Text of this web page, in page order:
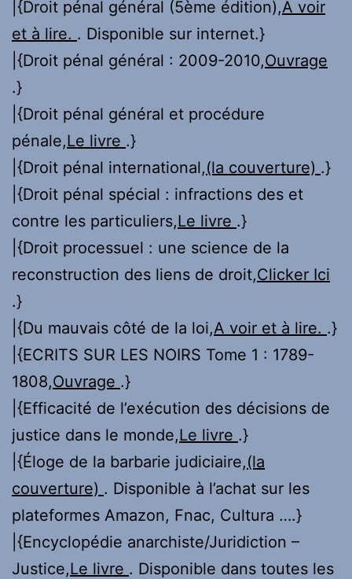
|{Droit pénal général (5ème édition),A voir
et à lire. . Disponible sur internet.}
|{Droit pénal général : 2009-2010,Ouvrage
.}
|{Droit pénal général et procédure
pénale,Le livre .}
|{Droit pénal international,(la couverture) .}
|{Droit pénal spécial : infractions des et
contre les particuliers,Le livre .}
|{Droit processuel : une science de la
reconstruction des liens de droit,Clicker Ici
.}
|{Du mauvais côté de la loi,A voir et à lire. .}
|{ECRITS SUR LES NOIRS Tome 1 : 1789-
1808,Ouvrage .}
|{Efficacité de l’exécution des décisions de
justice dans le monde,Le livre .}
|{Éloge de la barbarie judiciaire,(la
couverture) . Disponible à l’achat sur les
plateformes Amazon, Fnac, Cultura ….}
|{Encyclopédie anarchiste/Juridiction –
Justice,Le livre . Disponible dans toutes les